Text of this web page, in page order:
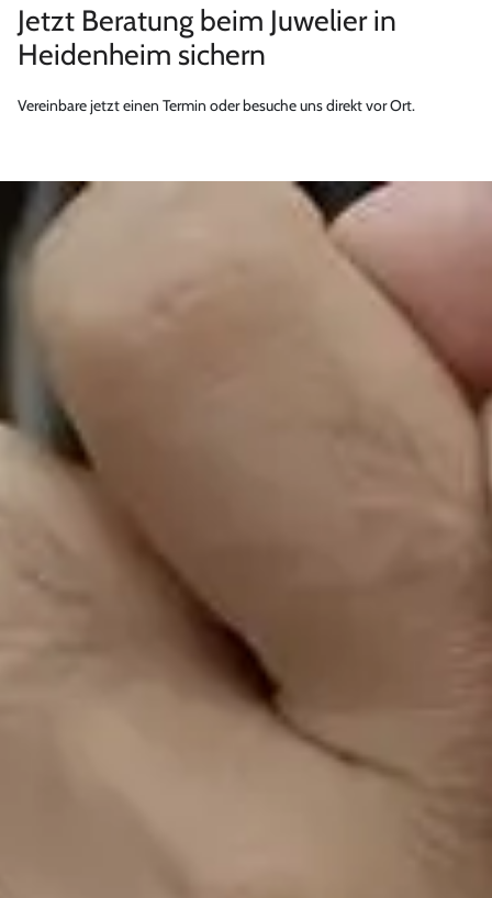
Jetzt Beratung beim Juwelier in
Heidenheim sichern
Vereinbare jetzt einen Termin oder besuche uns direkt vor Ort.